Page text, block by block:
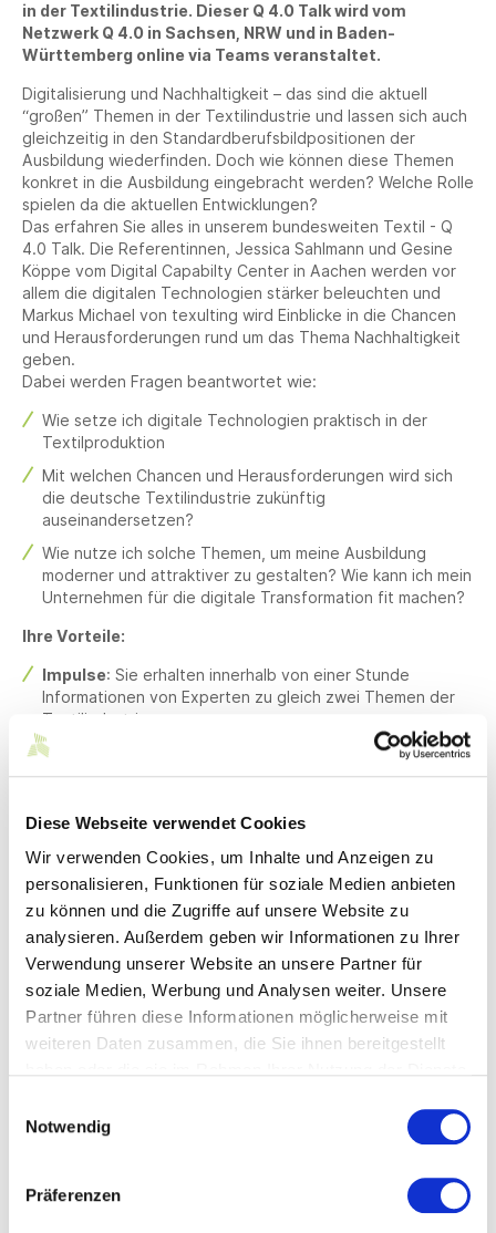
Diese Webseite verwendet Cookies
Wir verwenden Cookies, um Inhalte und Anzeigen zu
personalisieren, Funktionen für soziale Medien anbieten
zu können und die Zugriffe auf unsere Website zu
analysieren. Außerdem geben wir Informationen zu Ihrer
Verwendung unserer Website an unsere Partner für
soziale Medien, Werbung und Analysen weiter. Unsere
Partner führen diese Informationen möglicherweise mit
weiteren Daten zusammen, die Sie ihnen bereitgestellt
Notwendig
Präferenzen
in der Textilindustrie. Dieser Q 4.0 Talk wird vom
Netzwerk Q 4.0 in Sachsen, NRW und in Baden-
Württemberg online via Teams veranstaltet.
Digitalisierung und Nachhaltigkeit – das sind die aktuell
“großen” Themen in der Textilindustrie und lassen sich auch
gleichzeitig in den Standardberufsbildpositionen der
Ausbildung wiederfinden. Doch wie können diese Themen
konkret in die Ausbildung eingebracht werden? Welche Rolle
spielen da die aktuellen Entwicklungen?
Das erfahren Sie alles in unserem bundesweiten Textil - Q
4.0 Talk. Die Referentinnen, Jessica Sahlmann und Gesine
Köppe vom Digital Capabilty Center in Aachen werden vor
allem die digitalen Technologien stärker beleuchten und
Markus Michael von texulting wird Einblicke in die Chancen
und Herausforderungen rund um das Thema Nachhaltigkeit
geben.
Dabei werden Fragen beantwortet wie:
Wie setze ich digitale Technologien praktisch in der
Textilproduktion
Mit welchen Chancen und Herausforderungen wird sich
die deutsche Textilindustrie zukünftig
auseinandersetzen?
Wie nutze ich solche Themen, um meine Ausbildung
moderner und attraktiver zu gestalten? Wie kann ich mein
Unternehmen für die digitale Transformation fit machen?
Ihre Vorteile:
Impulse: Sie erhalten innerhalb von einer Stunde
Informationen von Experten zu gleich zwei Themen der
Textilindustrie
Austausch
: Sie können Anregungen einbringen, Fragen
stellen und sich bundesweit mit Ausbildenden in der
Ausbildungspraxis: Sie können Ihre eigenen
Erfahrungen einbringen oder selbst von der Erfahrung
anderer profitieren.
Der Q 4.0 Talk istkostenfrei, findet online über MS teams
statt und steht allen Interessierten aus dem
Ausbildungsbereich offen.
Ihre Zugangsdaten erhalten Sie nach der Anmeldung von
uns per E-Mail.
Hier geht' zur Anmeldung
Ansprechpartner*innen